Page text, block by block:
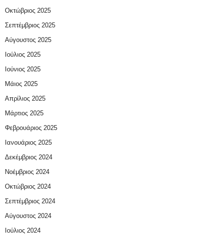
Οκτώβριος 2025
Σεπτέμβριος 2025
Αύγουστος 2025
Ιούλιος 2025
Ιούνιος 2025
Μάιος 2025
Απρίλιος 2025
Μάρτιος 2025
Φεβρουάριος 2025
Ιανουάριος 2025
Δεκέμβριος 2024
Νοέμβριος 2024
Οκτώβριος 2024
Σεπτέμβριος 2024
Αύγουστος 2024
Ιούλιος 2024